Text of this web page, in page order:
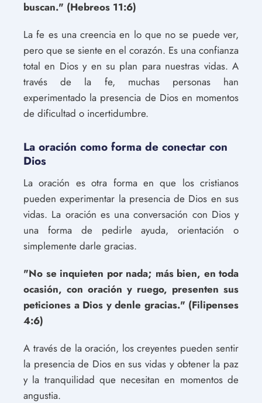
buscan." (Hebreos 11:6)
La fe es una creencia en lo que no se puede ver,
pero que se siente en el corazón. Es una confianza
total en Dios y en su plan para nuestras vidas. A
través de la fe, muchas personas han
experimentado la presencia de Dios en momentos
de dificultad o incertidumbre.
La oración como forma de conectar con
Dios
La oración es otra forma en que los cristianos
pueden experimentar la presencia de Dios en sus
vidas. La oración es una conversación con Dios y
una forma de pedirle ayuda, orientación o
simplemente darle gracias.
"No se inquieten por nada; más bien, en toda
ocasión, con oración y ruego, presenten sus
peticiones a Dios y denle gracias." (Filipenses
4:6)
A través de la oración, los creyentes pueden sentir
la presencia de Dios en sus vidas y obtener la paz
y la tranquilidad que necesitan en momentos de
angustia.